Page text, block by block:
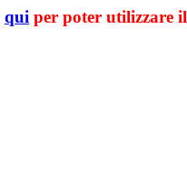
qui per poter utilizzare